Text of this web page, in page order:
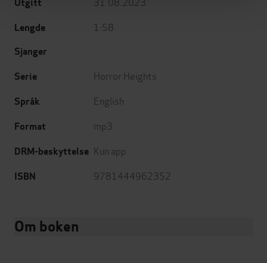
Utgitt
Lengde 1:58
Sjanger
Serie
Horror Heights
Språk English
Format mp3
DRM-beskyttelse Kun app
ISBN 9781444962352
Om boken